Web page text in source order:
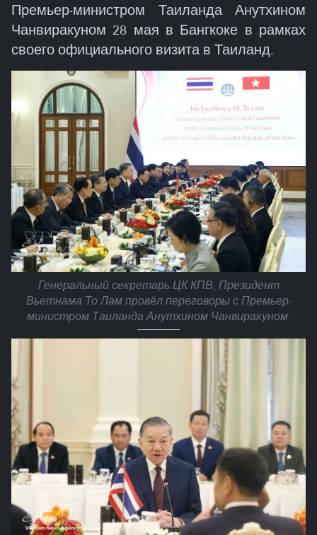
Премьер-министром Таиланда Анутхином
Чанвиракуном 28 мая в Бангкоке в рамках
своего официального визита в Таиланд.
Генеральный секретарь ЦК КПВ, Президент
Вьетнама То Лам провёл переговоры с Премьер-
министром Таиланда Анутхином Чанвиракуном.